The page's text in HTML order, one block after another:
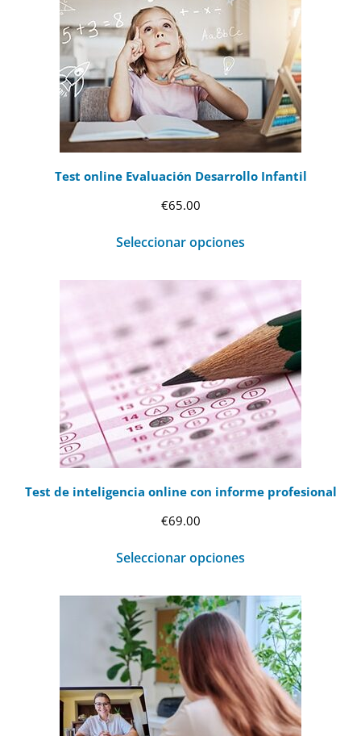
Test online Evaluación Desarrollo Infantil
€65.00
Seleccionar opciones
Test de inteligencia online con informe profesional
€69.00
Seleccionar opciones